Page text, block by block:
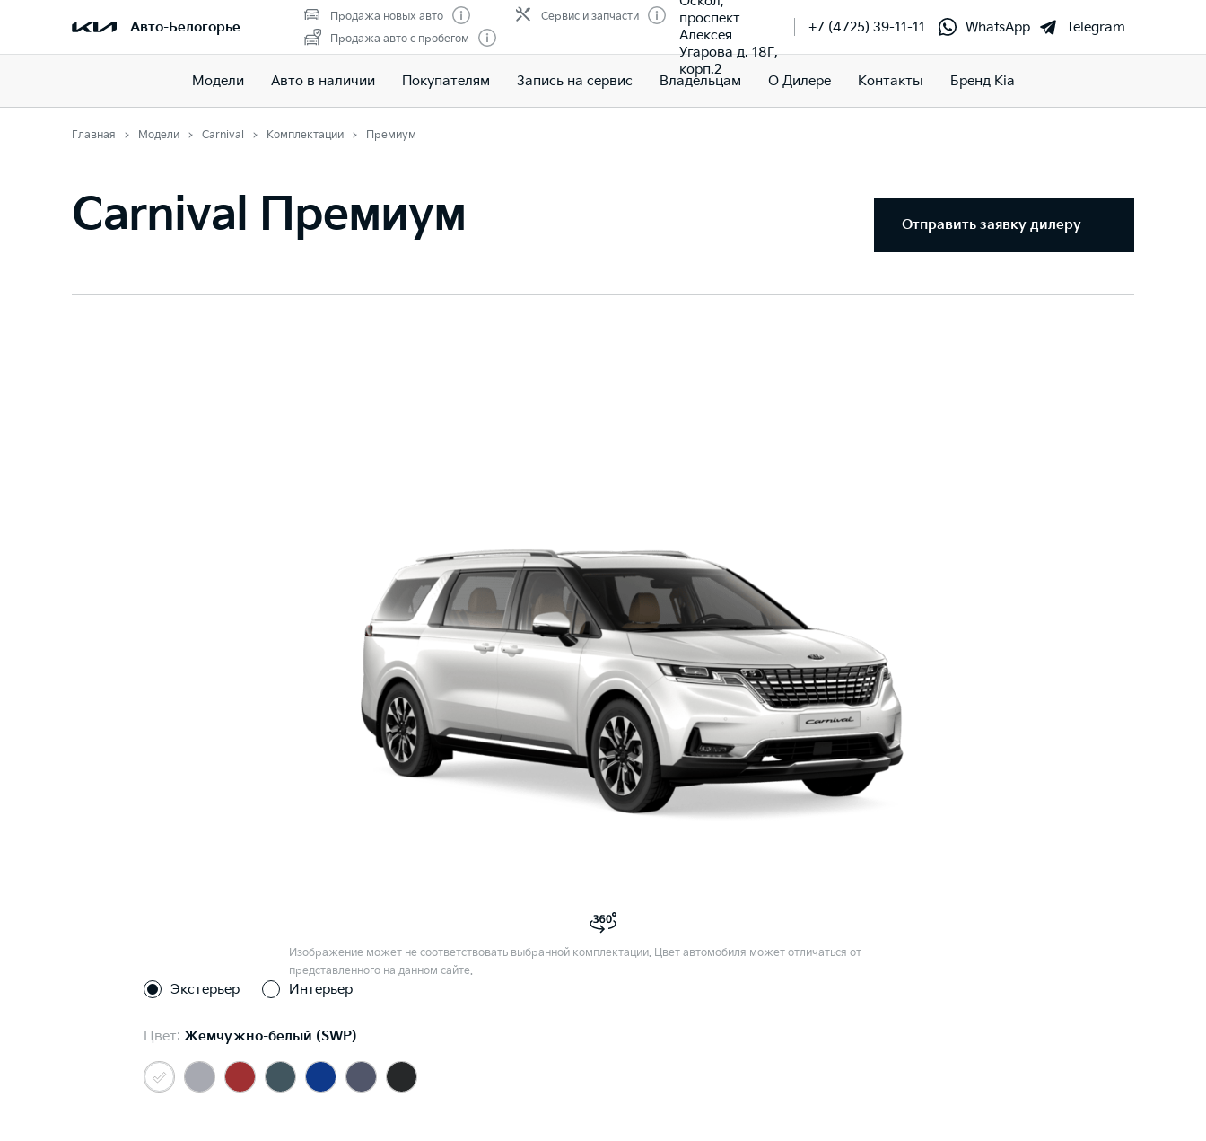
Авто-Белогорье
Продажа новых авто
Продажа авто с пробегом
Сервис и запчасти
проспект
Алексея
Угарова д. 18Г,
корп.2
+7 (4725) 39-11-11 WhatsApp Telegram
Модели Авто в наличии Покупателям Запись на сервис Владельцам О Дилере Контакты Бренд Kia
Главная Модели Carnival Комплектации Премиум
Carnival Премиум Отправить заявку дилеру
Изображение может не соответствовать выбранной комплектации. Цвет автомобиля может отличаться от
представленного на данном сайте.
Экстерьер Интерьер
Цвет: Жемчужно-белый (SWP)